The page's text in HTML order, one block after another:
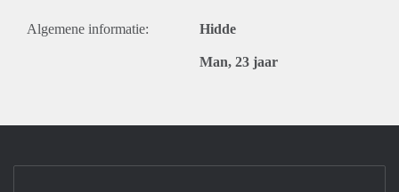
Algemene informatie: Hidde
Man, 23 jaar